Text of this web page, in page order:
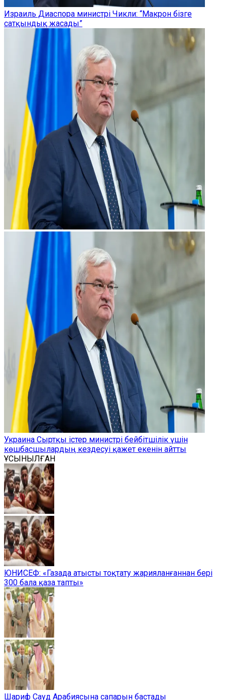
Израиль Диаспора министрі Чикли: “Макрон бізге
сатқындық жасады”
Украина Сыртқы істер министрі бейбітшілік үшін
көшбасшылардың кездесуі қажет екенін айтты
ҰСЫНЫЛҒАН
ЮНИСЕФ: «Газада атысты тоқтату жарияланғаннан бері
300 бала қаза тапты»
Шариф Сауд Арабиясына сапарын бастады